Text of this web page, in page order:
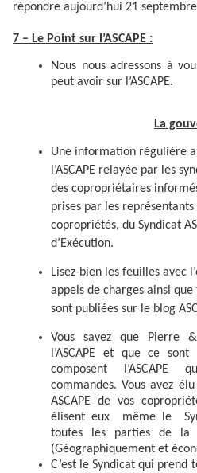
répondre aujourd’hui 21 septembre
7 – Le Point sur l’ASCAPE :
Nous nous adressons à
peut avoir sur l’ASCAPE.
La
Une information régulière
l’ASCAPE relayée par les
des copropriétaires
prises par les
copropriétés, du Syndicat
d’Exécution.
Lisez-bien les feuilles avec
appels de charges ainsi
sont publiées sur le blog
Vous savez que Pierre
l’ASCAPE et que ce
composent
commandes. Vous avez
ASCAPE de vos
élisent eux même le
toutes les parties de la
(Géographiquement et
C’est le Syndicat qui prend